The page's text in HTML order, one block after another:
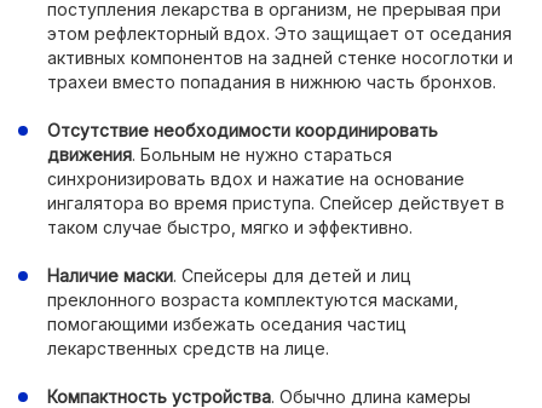
поступления лекарства в организм, не прерывая при
этом рефлекторный вдох. Это защищает от оседания
активных компонентов на задней стенке носоглотки и
трахеи вместо попадания в нижнюю часть бронхов.
Отсутствие необходимости координировать
движения. Больным не нужно стараться
синхронизировать вдох и нажатие на основание
ингалятора во время приступа. Спейсер действует в
таком случае быстро, мягко и эффективно.
Наличие маски. Спейсеры для детей и лиц
преклонного возраста комплектуются масками,
помогающими избежать оседания частиц
лекарственных средств на лице.
Компактность устройства. Обычно длина камеры